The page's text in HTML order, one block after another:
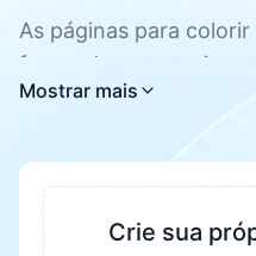
As páginas para
forma de
ferramenta eficaz para
desenvolvimento geral
melhorar a
fomentar a
o processo de colorir,
Todas as páginas para
para PDF e PNG.
Mostrar mais
Crie sua